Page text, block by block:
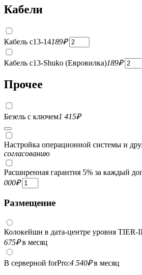
Кабели
Кабель c13-14189₽
Кабель c13-Shuko (Евровилка)189₽
Прочее
Безель с ключем1 415₽
Настройка операционной системы и
согласованию
Расширенная гарантия 5% за каждый
000₽
Размещение
Колокейшн в дата-центре уровня
675₽в месяц
В серверной forPro:4 540₽в месяц